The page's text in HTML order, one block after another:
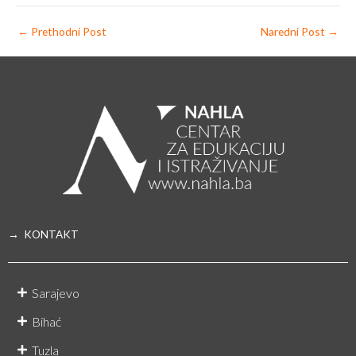
← Prethodni Post Naredni Post →
→ KONTAKT
Sarajevo
Bihać
Tuzla